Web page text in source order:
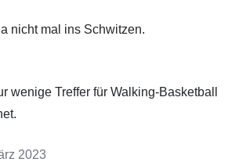
nicht mal ins Schwitzen.
wenige Treffer für Walking-Basketball
2023